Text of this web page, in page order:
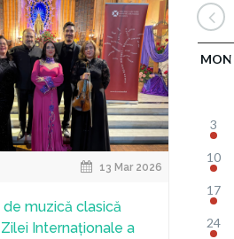
13 Mar 2026
muzică clasică
Internaționale a
MON
3
10
17
24